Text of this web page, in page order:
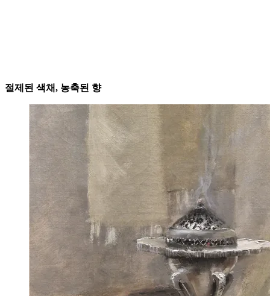
절제된 색채, 농축된 향